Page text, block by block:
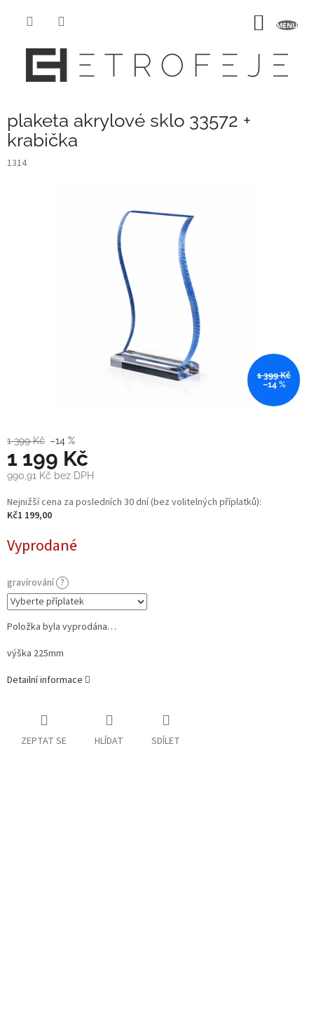
plaketa akrylové sklo 33572 +
krabička
1314
1 399 Kč
–14 %
1 399 Kč –14 %
1 199 Kč
990,91 Kč bez DPH
Měrná
cena:
Nejnižší cena za posledních 30 dní (bez volitelných příplatků):
Kč1 199,00
Vyprodané
gravírování ?
Položka byla vyprodána…
výška 225mm
Detailní informace
ZEPTAT SE HLÍDAT SDÍLET